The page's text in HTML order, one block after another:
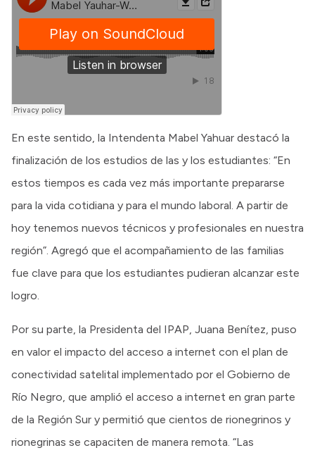
En este sentido, la Intendenta Mabel Yahuar destacó la
finalización de los estudios de las y los estudiantes: “En
estos tiempos es cada vez más importante prepararse
para la vida cotidiana y para el mundo laboral. A partir de
hoy tenemos nuevos técnicos y profesionales en nuestra
región”. Agregó que el acompañamiento de las familias
fue clave para que los estudiantes pudieran alcanzar este
logro.
Por su parte, la Presidenta del IPAP, Juana Benítez, puso
en valor el impacto del acceso a internet con el plan de
conectividad satelital implementado por el Gobierno de
Río Negro, que amplió el acceso a internet en gran parte
de la Región Sur y permitió que cientos de rionegrinos y
rionegrinas se capaciten de manera remota. “Las